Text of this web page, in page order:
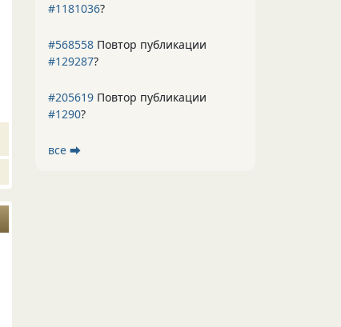
#1181036?
#568558 Повтор публикации
#129287?
#205619 Повтор публикации
#1290?
все ⮕